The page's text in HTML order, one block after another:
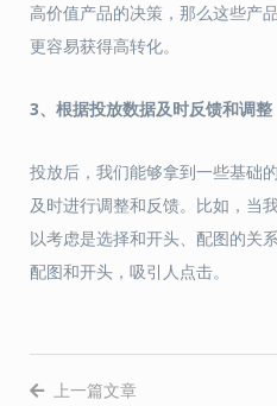
高价值产品的决策，那么这些产
更容易获得高转化。
3、根据投放数据及时反馈和调整
投放后，我们能够拿到一些基础
及时进行调整和反馈。比如，当
以考虑是选择和开头、配图的关
配图和开头，吸引人点击。
上一篇文章